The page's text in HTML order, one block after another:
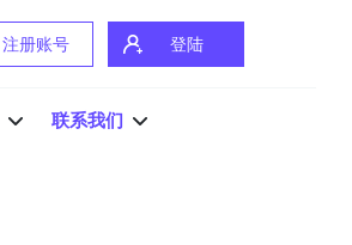
注册账号 登陆
联系我们